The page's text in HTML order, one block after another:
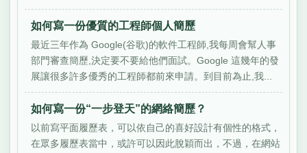
如何寫一份優質的工程師個人簡歷
最近三年作為 Google(谷歌)的軟件工程師,我每周會幫人事
部門審查簡歷,決定要不要給他們面試。Google 這幾年的發
展讓很多許多優秀的工程師都前來申請。到目前為止,我...
如何寫一份“一步登天”的網絡簡歷？
以前寫平面履歷表，可以依自己的喜好設計有個性的格式，
在眾多履歷表當中，或許可以因此脫穎而出，不過，在網站